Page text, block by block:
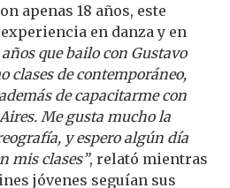
apenas 18 años, este
en danza y en
años que bailo con Gustavo
clases de contemporáneo,
de capacitarme con
Me gusta mucho la
y espero algún día
mis clases”, relató mientras
jóvenes seguían sus